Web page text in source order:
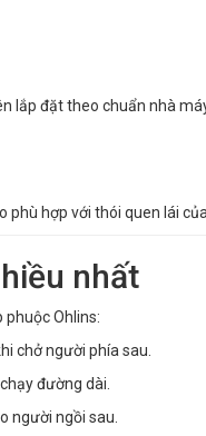
lắp đặt theo chuẩn nhà
hợp với thói quen lái
nhất
phuộc Ohlins:
chở người phía sau.
đường dài.
người ngồi sau.